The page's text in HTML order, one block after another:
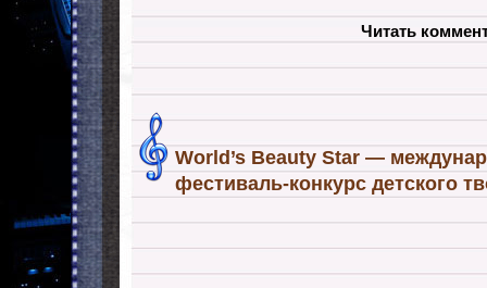
Читать
World’s Beauty Star —
фестиваль-конкурс детского